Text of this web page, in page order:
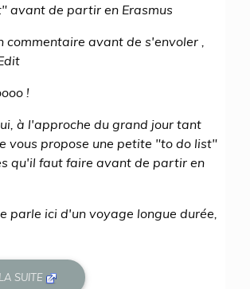
avant de partir en Erasmus
commentaire avant de s'envoler ,
!
à l'approche du grand jour tant
vous propose une petite "to do list"
qu'il faut faire avant de partir en
parle ici d'un voyage longue durée,
SUITE